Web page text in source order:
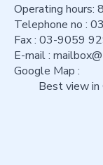
Operating hours:
Telephone no :
Fax : 03-9059
E-mail :
Google Map :
Best view in